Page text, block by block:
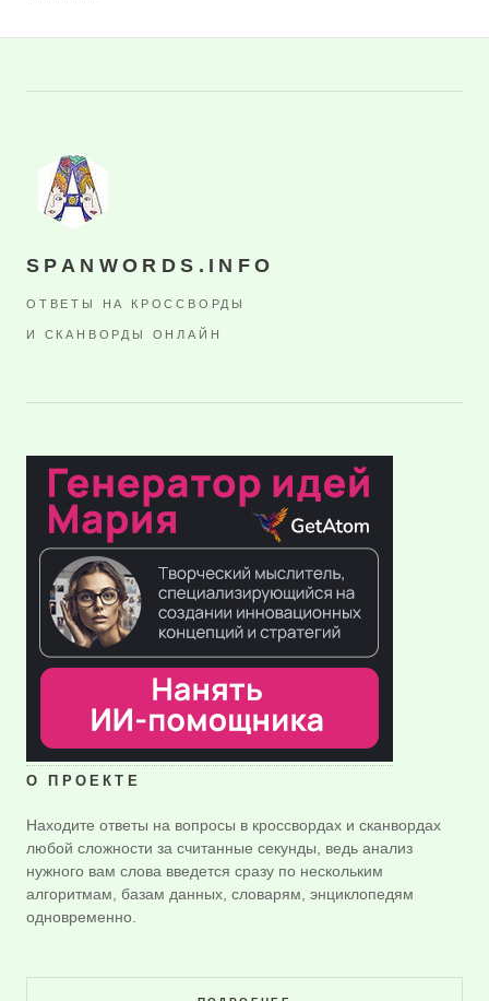
SPANWORDS.INFO
ОТВЕТЫ НА КРОССВОРДЫ
И СКАНВОРДЫ ОНЛАЙН
О ПРОЕКТЕ
Находите ответы на вопросы в кроссвордах и сканвордах
любой сложности за считанные секунды, ведь анализ
нужного вам слова введется сразу по нескольким
алгоритмам, базам данных, словарям, энциклопедям
одновременно.